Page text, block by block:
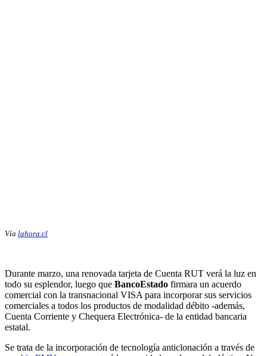
Vía lahora.cl
Durante marzo, una renovada tarjeta de Cuenta RUT verá la luz en
todo su esplendor, luego que BancoEstado firmara un acuerdo
comercial con la transnacional VISA para incorporar sus servicios
comerciales a todos los productos de modalidad débito -además,
Cuenta Corriente y Chequera Electrónica- de la entidad bancaria
estatal.
Se trata de la incorporación de tecnología anticlonación a través de